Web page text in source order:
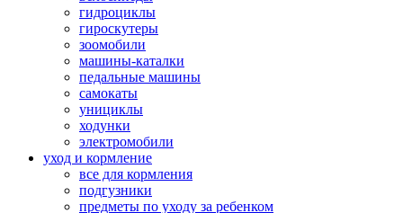
гидроциклы
гироскутеры
зоомобили
машины-каталки
педальные машины
самокаты
унициклы
ходунки
электромобили
уход и кормление
все для кормления
подгузники
предметы по уходу за ребенком